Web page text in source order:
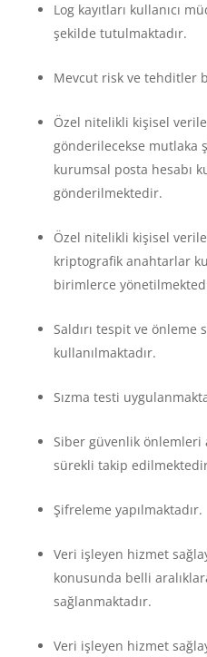
Log kayıtları kullanıcı
şekilde tutulmaktadır.
Mevcut risk ve tehditler
Özel nitelikli kişisel
gönderilecekse mutlaka
kurumsal posta hesabı
gönderilmektedir.
Özel nitelikli kişisel
kriptografik anahtarlar
birimlerce
Saldırı tespit ve önleme
kullanılmaktadır.
Sızma testi
Siber güvenlik önlemleri
sürekli takip
Şifreleme yapılmaktadır.
Veri işleyen hizmet
konusunda belli
sağlanmaktadır.
Veri işleyen hizmet